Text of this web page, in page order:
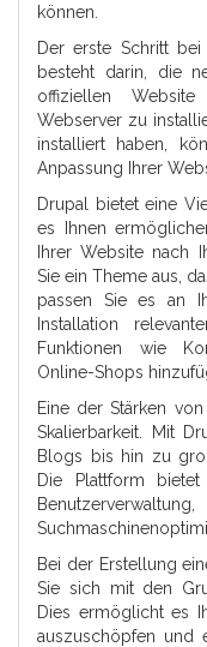
können.
Der erste Schritt
besteht darin, die
offiziellen
Webserver zu
installiert haben,
Anpassung Ihrer
Drupal bietet eine
es Ihnen
Ihrer Website nach
Sie ein Theme aus,
passen Sie es an
Installation
Funktionen wie
Online-Shops
Eine der Stärken
Skalierbarkeit. Mit
Blogs bis hin zu
Die Plattform
Bei der Erstellung
Sie sich mit den
Dies ermöglicht es
auszuschöpfen und